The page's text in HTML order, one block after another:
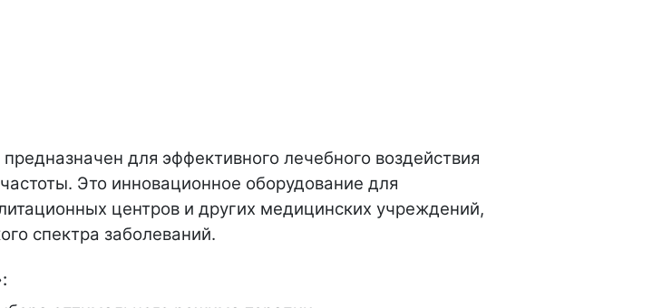
для эффективного лечебного воздействия
Это инновационное оборудование для
центров и других медицинских учреждений,
спектра заболеваний.